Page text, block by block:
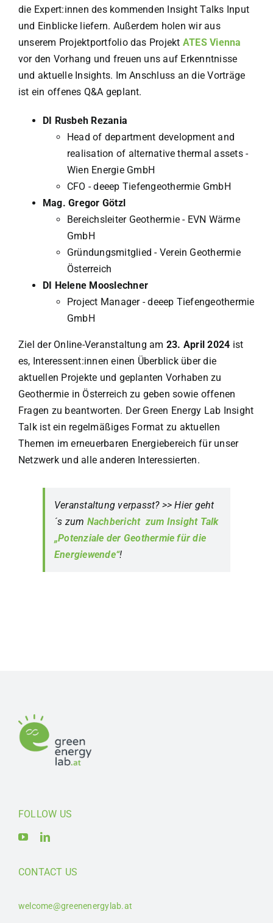
die Expert:innen des kommenden Insight Talks Input
und Einblicke liefern. Außerdem holen wir aus
unserem Projektportfolio das Projekt ATES Vienna
vor den Vorhang und freuen uns auf Erkenntnisse
und aktuelle Insights. Im Anschluss an die Vorträge
ist ein offenes Q&A geplant.
DI Rusbeh Rezania
Head of department development and
realisation of alternative thermal assets -
Wien Energie GmbH
CFO - deeep Tiefengeothermie GmbH
Mag. Gregor Götzl
Bereichsleiter Geothermie - EVN Wärme
GmbH
Gründungsmitglied - Verein Geothermie
Österreich
DI Helene Mooslechner
Project Manager - deeep Tiefengeothermie
GmbH
Ziel der Online-Veranstaltung am 23. April 2024 ist
es, Interessent:innen einen Überblick über die
aktuellen Projekte und geplanten Vorhaben zu
Geothermie in Österreich zu geben sowie offenen
Fragen zu beantworten. Der Green Energy Lab Insight
Talk ist ein regelmäßiges Format zu aktuellen
Themen im erneuerbaren Energiebereich für unser
Netzwerk und alle anderen Interessierten.
Veranstaltung verpasst? >> Hier geht
´s zum Nachbericht zum Insight Talk
„Potenziale der Geothermie für die
Energiewende“!
FOLLOW US
CONTACT US
welcome@greenenergylab.at